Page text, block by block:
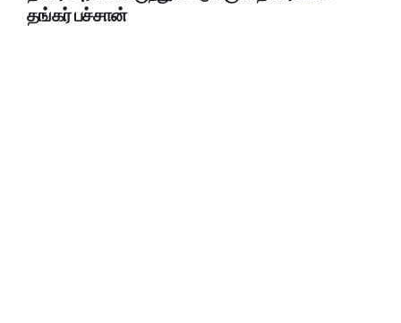
தங்கர் பச்சான்